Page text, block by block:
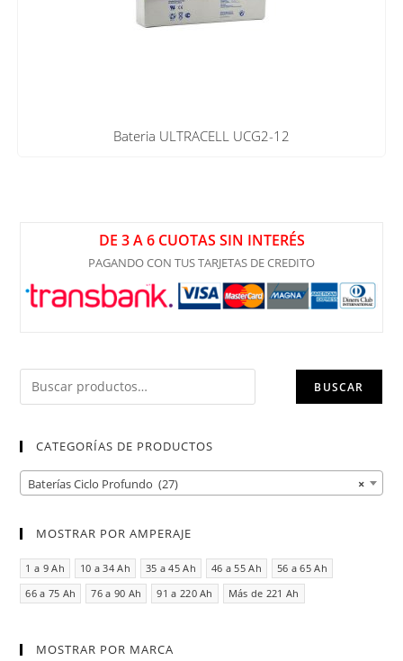
Bateria ULTRACELL UCG2-12
DE 3 A 6 CUOTAS SIN INTERÉS
PAGANDO CON TUS TARJETAS DE CREDITO
BUSCAR
CATEGORÍAS DE PRODUCTOS
×
Baterías Ciclo Profundo (27)
MOSTRAR POR AMPERAJE
1 a 9 Ah 10 a 34 Ah 35 a 45 Ah 46 a 55 Ah
56 a 65 Ah
66 a 75 Ah
76 a 90 Ah 91 a 220 Ah Más de 221 Ah
MOSTRAR POR MARCA